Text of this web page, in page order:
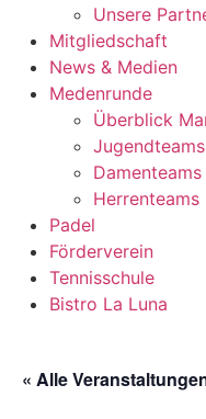
Unsere
Mitgliedschaft
News & Medien
Medenrunde
Überblick
Jugendteams
Damenteams
Herrenteams
Padel
Förderverein
Tennisschule
Bistro La Luna
« Alle